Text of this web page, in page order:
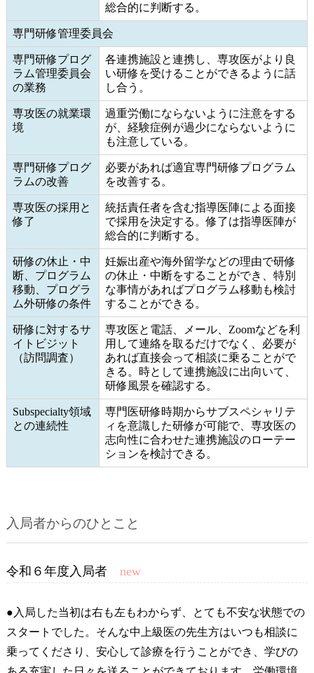
総合的に判断する。
専門研修管理委員会
専門研修プログ
ラム管理委員会
の業務
各連携施設と連携し、専攻医がより良
い研修を受けることができるように話
し合う。
専攻医の就業環
境
過重労働にならないように注意をする
が、経験症例が過少にならないように
も注意している。
専門研修プログ
ラムの改善
必要があれば適宜専門研修プログラム
を改善する。
専攻医の採用と
修了
統括責任者を含む指導医陣による面接
で採用を決定する。修了は指導医陣が
総合的に判断する。
研修の休止・中
断、プログラム
移動、プログラ
ム外研修の条件
妊娠出産や海外留学などの理由で研修
の休止・中断をすることができ、特別
な事情があればプログラム移動も検討
することができる。
研修に対するサ
イトビジット
（訪問調査）
専攻医と電話、メール、Zoomなどを利
用して連絡を取るだけでなく、必要が
あれば直接会って相談に乗ることがで
きる。時として連携施設に出向いて、
研修風景を確認する。
Subspecialty領域
との連続性
専門医研修時期からサブスペシャリテ
ィを意識した研修が可能で、専攻医の
志向性に合わせた連携施設のローテー
ションを検討できる。
入局者からのひとこと
令和６年度入局者 new
●入局した当初は右も左もわからず、とても不安な状態での
スタートでした。そんな中上級医の先生方はいつも相談に
乗ってくださり、安心して診療を行うことができ、学びの